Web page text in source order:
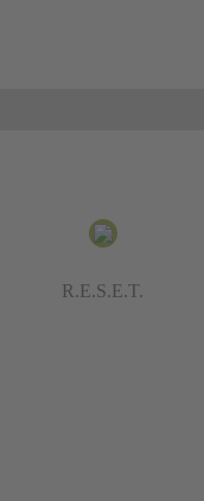
Basis für ein gesundes Leben ist
neben Aktivität und Ruhe eine
R.E.S.E.T.